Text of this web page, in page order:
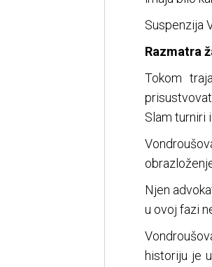
Suspenzija
Razmatra
Tokom
Slam turniri
Njen
u ovoj fazi
historiju je